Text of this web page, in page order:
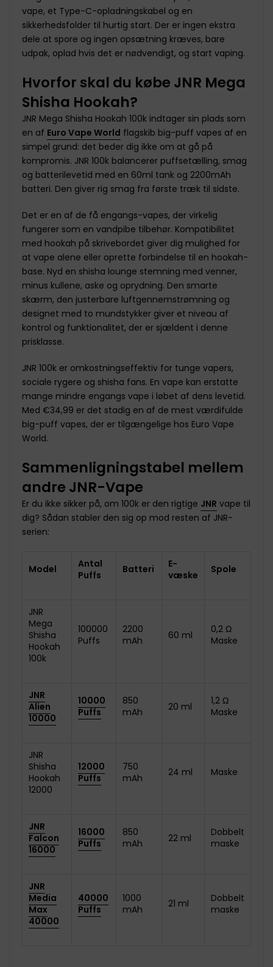
vape, et Type-C-opladningskabel og en
sikkerhedsfolder til hurtig start. Der er ingen ekstra
dele at spore og ingen opsætning kræves, bare
udpak, oplad hvis det er nødvendigt, og start vaping.
Hvorfor skal du købe JNR Mega
Shisha Hookah?
JNR Mega Shisha Hookah 100k indtager sin plads som
en af Euro Vape World flagskib big-puff vapes af en
simpel grund: det beder dig ikke om at gå på
kompromis. JNR 100k balancerer puffsetælling, smag
og batterilevetid med en 60ml tank og 2200mAh
batteri. Den giver rig smag fra første træk til sidste.
Det er en af de få engangs-vapes, der virkelig
fungerer som en vandpibe tilbehør. Kompatibilitet
med hookah på skrivebordet giver dig mulighed for
at vape alene eller oprette forbindelse til en hookah-
base. Nyd en shisha lounge stemning med venner,
minus kullene, aske og oprydning. Den smarte
skærm, den justerbare luftgennemstrømning og
designet med to mundstykker giver et niveau af
kontrol og funktionalitet, der er sjældent i denne
prisklasse.
JNR 100k er omkostningseffektiv for tunge vapers,
sociale rygere og shisha fans. En vape kan erstatte
mange mindre engangs vape i løbet af dens levetid.
Med €34,99 er det stadig en af de mest værdifulde
big-puff vapes, der er tilgængelige hos Euro Vape
World.
Sammenligningstabel mellem
andre JNR-Vape
Er du ikke sikker på, om 100k er den rigtige JNR vape til
dig? Sådan stabler den sig op mod resten af JNR-
serien:
Model
Antal
Puffs
Batteri
E-
væske
Spole
JNR
Mega
Shisha
Hookah
100k
100000
Puffs
2200
mAh
60 ml
0,2 Ω
Maske
JNR
Alien
10000
10000
Puffs
850
mAh
20 ml
1,2 Ω
Maske
JNR
Shisha
Hookah
12000
12000
Puffs
750
mAh
24 ml Maske
JNR
Falcon
16000
16000
Puffs
850
mAh
22 ml
Dobbelt
maske
JNR
Media
Max
40000
40000
Puffs
1000
mAh
21 ml
Dobbelt
maske